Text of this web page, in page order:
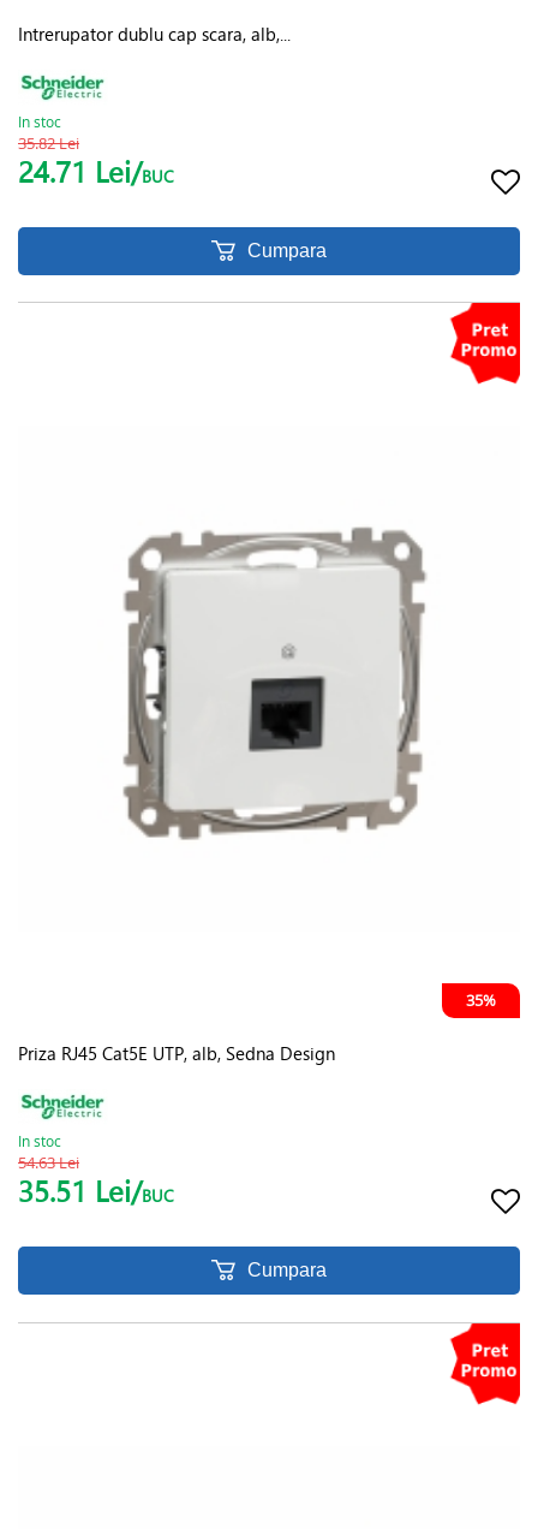
Intrerupator dublu cap scara, alb,...
In stoc
35.82 Lei
24.71 Lei/BUC
Cumpara
35%
Priza RJ45 Cat5E UTP, alb, Sedna Design
In stoc
54.63 Lei
35.51 Lei/BUC
Cumpara